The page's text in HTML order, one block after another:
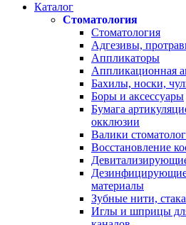
Каталог
Стоматология
Стоматология
Адгезивы,
Аппликаторы
Аппликационная
Бахилы, носки,
Боры и аксессуары
Бумага
окклюзии
Валики
Восстановление
материалы
Зубные нити,
Иглы и шприцы